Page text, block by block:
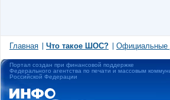
Главная Что такое ШОС? Официальные
Портал создан при финансовой поддержке
Федерального агентства по печати и массовым
Российской Федерации